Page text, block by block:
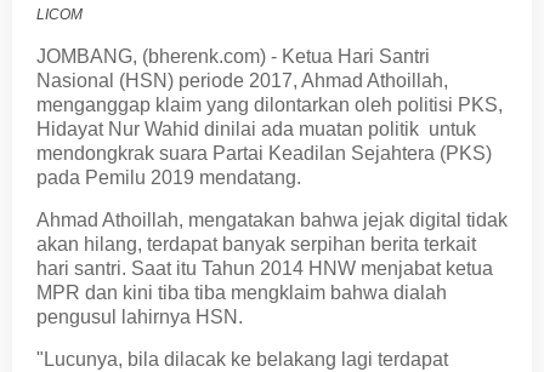
LICOM
JOMBANG, (bherenk.com) - Ketua Hari Santri
Nasional (HSN) periode 2017, Ahmad Athoillah,
menganggap klaim yang dilontarkan oleh politisi PKS,
Hidayat Nur Wahid dinilai ada muatan politik untuk
mendongkrak suara Partai Keadilan Sejahtera (PKS)
pada Pemilu 2019 mendatang.
Ahmad Athoillah, mengatakan bahwa jejak digital tidak
akan hilang, terdapat banyak serpihan berita terkait
hari santri. Saat itu Tahun 2014 HNW menjabat ketua
MPR dan kini tiba tiba mengklaim bahwa dialah
pengusul lahirnya HSN.
"Lucunya, bila dilacak ke belakang lagi terdapat